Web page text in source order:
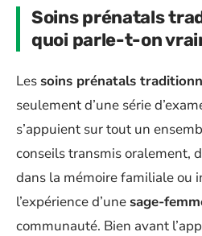
Soins prénatals
quoi parle-t-on
Les soins prénatals
seulement d’une série
s’appuient sur tout un
conseils transmis oralement,
dans la mémoire familiale ou
l’expérience d’une sage-
communauté. Bien avant